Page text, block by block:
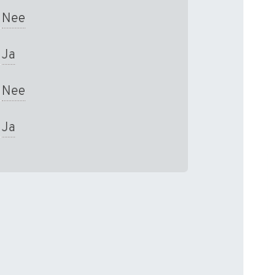
Nee
Ja
Nee
Ja